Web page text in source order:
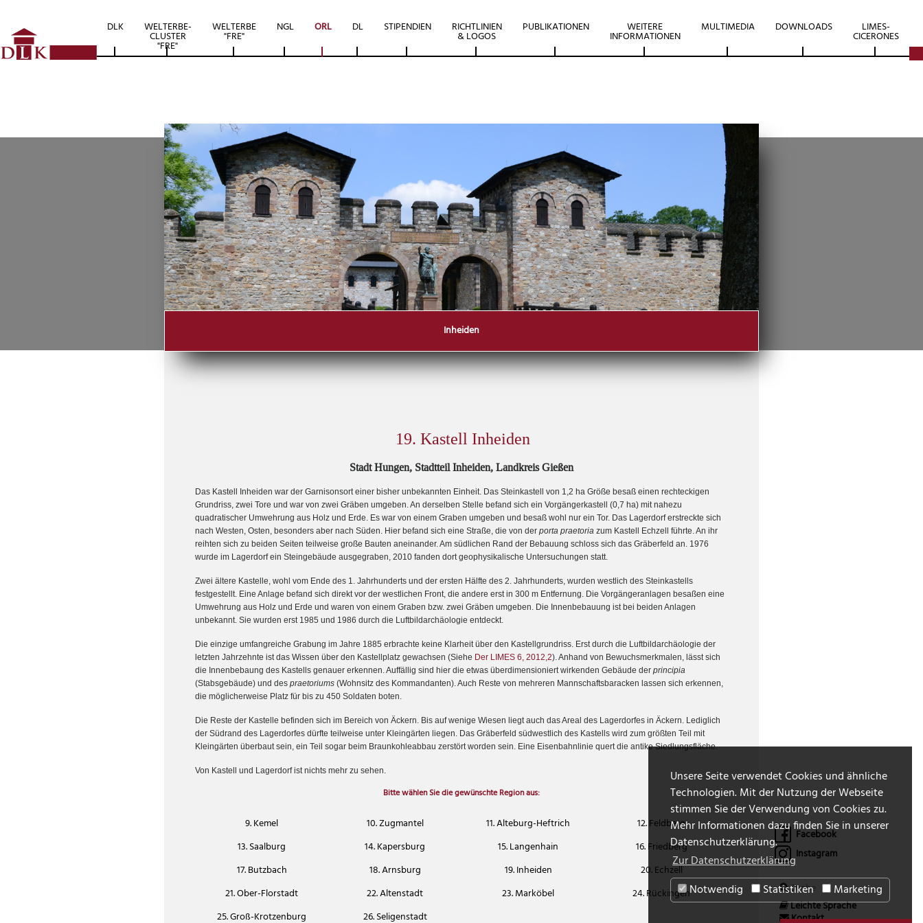
Unsere Seite verwendet Cookies und ähnliche
Technologien. Mit der Nutzung der Webseite
stimmen Sie der Verwendung von Cookies zu.
Mehr Informationen dazu finden Sie in unserer
Datenschutzerklärung.
Zur Datenschutzerklärung
Notwendig
Statistiken Marketing
DLK WELTERBE-
CLUSTER
"FRE"
WELTERBE
"FRE"
NGL ORL DL STIPENDIEN RICHTLINIEN
& LOGOS
PUBLIKATIONEN WEITERE
INFORMATIONEN
MULTIMEDIA DOWNLOADS LIMES-
CICERONES
Inheiden
19. Kastell Inheiden
Stadt Hungen, Stadtteil Inheiden, Landkreis Gießen
Das Kastell Inheiden war der Garnisonsort einer bisher unbekannten Einheit. Das Steinkastell von 1,2 ha Größe besaß einen rechteckigen
Grundriss, zwei Tore und war von zwei Gräben umgeben. An derselben Stelle befand sich ein Vorgängerkastell (0,7 ha) mit nahezu
quadratischer Umwehrung aus Holz und Erde. Es war von einem Graben umgeben und besaß wohl nur ein Tor. Das Lagerdorf erstreckte sich
nach Westen, Osten, besonders aber nach Süden. Hier befand sich eine Straße, die von der porta praetoria zum Kastell Echzell führte. An ihr
reihten sich zu beiden Seiten teilweise große Bauten aneinander. Am südlichen Rand der Bebauung schloss sich das Gräberfeld an. 1976
wurde im Lagerdorf ein Steingebäude ausgegraben, 2010 fanden dort geophysikalische Untersuchungen statt.
Zwei ältere Kastelle, wohl vom Ende des 1. Jahrhunderts und der ersten Hälfte des 2. Jahrhunderts, wurden westlich des Steinkastells
festgestellt. Eine Anlage befand sich direkt vor der westlichen Front, die andere erst in 300 m Entfernung. Die Vorgängeranlagen besaßen eine
Umwehrung aus Holz und Erde und waren von einem Graben bzw. zwei Gräben umgeben. Die Innenbebauung ist bei beiden Anlagen
unbekannt. Sie wurden erst 1985 und 1986 durch die Luftbildarchäologie entdeckt.
Die einzige umfangreiche Grabung im Jahre 1885 erbrachte keine Klarheit über den Kastellgrundriss. Erst durch die Luftbildarchäologie der
letzten Jahrzehnte ist das Wissen über den Kastellplatz gewachsen (Siehe Der LIMES 6, 2012,2). Anhand von Bewuchsmerkmalen, lässt sich
die Innenbebaung des Kastells genauer erkennen. Auffällig sind hier die etwas überdimensioniert wirkenden Gebäude der principia
(Stabsgebäude) und des praetoriums (Wohnsitz des Kommandanten). Auch Reste von mehreren Mannschaftsbaracken lassen sich erkennen,
die möglicherweise Platz für bis zu 450 Soldaten boten.
Die Reste der Kastelle befinden sich im Bereich von Äckern. Bis auf wenige Wiesen liegt auch das Areal des Lagerdorfes in Äckern. Lediglich
der Südrand des Lagerdorfes dürfte teilweise unter Kleingärten liegen. Das Gräberfeld südwestlich des Kastells wird zum größten Teil mit
Kleingärten überbaut sein, ein Teil sogar beim Braunkohleabbau zerstört worden sein. Eine Eisenbahnlinie quert die antike Siedlungsfläche.
Von Kastell und Lagerdorf ist nichts mehr zu sehen.
Bitte wählen Sie die gewünschte Region aus:
9. Kemel 10. Zugmantel 11. Alteburg-Heftrich
12. Feldberg
13. Saalburg
14. Kapersburg 15. Langenhain
16. Friedberg
17. Butzbach
18. Arnsburg 19. Inheiden
20. Echzell
21. Ober-Florstadt
22. Altenstadt 23. Marköbel
24. Rückingen
25. Groß-Krotzenburg
26. Seligenstadt
Facebook
Instagram
Leichte Sprache
Kontakt